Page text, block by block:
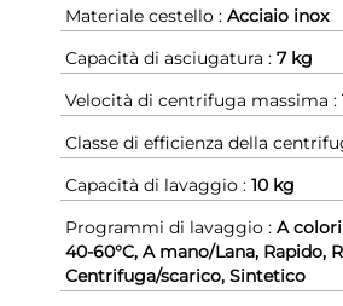
Materiale cestello : Acciaio inox
Capacità di asciugatura : 7 kg
Velocità di centrifuga massima :
Classe di efficienza della
Capacità di lavaggio : 10 kg
Programmi di lavaggio : A
40-60°C, A mano/Lana, Rapido,
Centrifuga/scarico, Sintetico